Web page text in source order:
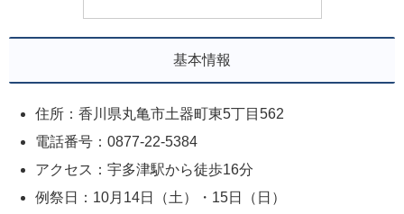
基本情報
住所：香川県丸亀市土器町東5丁目562
電話番号：0877-22-5384
アクセス：宇多津駅から徒歩16分
例祭日：10月14日（土）・15日（日）